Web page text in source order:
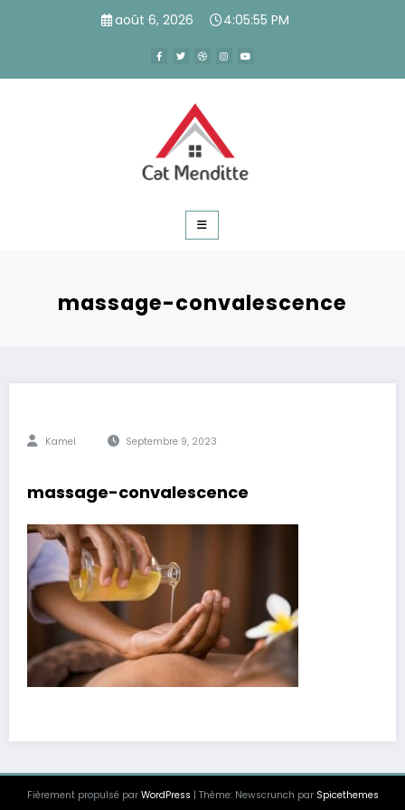
août 6, 2026 4:05:55 PM
massage-convalescence
Kamel Septembre 9, 2023
massage-convalescence
Fièrement propulsé par WordPress | Thème: Newscrunch par Spicethemes